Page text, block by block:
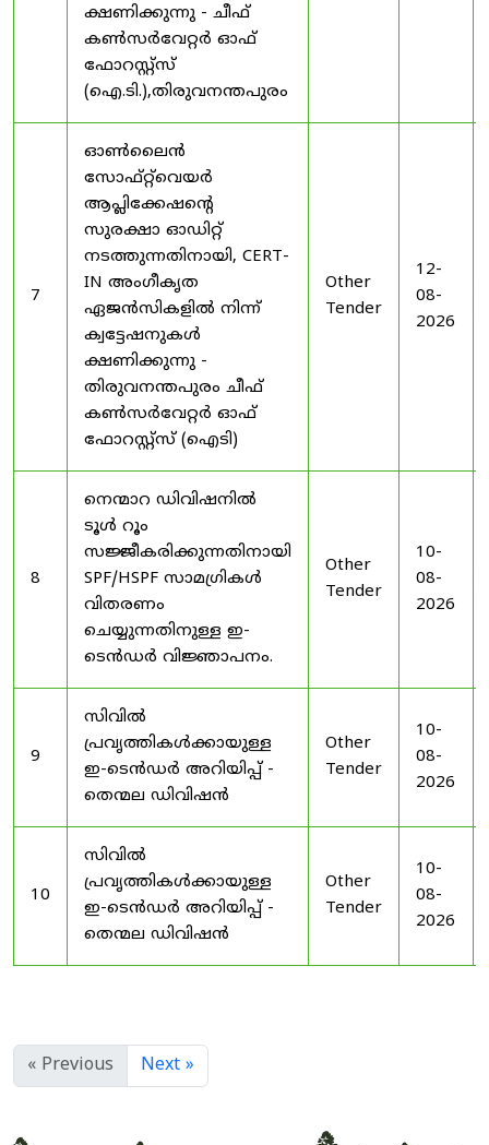
ക്ഷണിക്കുന്നു - ചീഫ്
കൺസർവേറ്റർ ഓഫ്
ഫോറസ്റ്റ്സ്
(ഐ.ടി.),തിരുവനന്തപുരം
7
ഓൺലൈൻ
സോഫ്റ്റ്‌വെയർ
ആപ്ലിക്കേഷന്റെ
സുരക്ഷാ ഓഡിറ്റ്
നടത്തുന്നതിനായി, CERT-
IN അംഗീകൃത
ഏജൻസികളിൽ നിന്ന്
ക്വട്ടേഷനുകൾ
ക്ഷണിക്കുന്നു -
തിരുവനന്തപുരം ചീഫ്
കൺസർവേറ്റർ ഓഫ്
ഫോറസ്റ്റ്സ് (ഐടി)
Other
Tender
12-
08-
2026
8
നെന്മാറ ഡിവിഷനിൽ
ടൂൾ റൂം
സജ്ജീകരിക്കുന്നതിനായി
SPF/HSPF സാമഗ്രികൾ
വിതരണം
ചെയ്യുന്നതിനുള്ള ഇ-
ടെൻഡർ വിജ്ഞാപനം.
Other
Tender
10-
08-
2026
9
സിവിൽ
പ്രവൃത്തികൾക്കായുള്ള
ഇ-ടെൻഡർ അറിയിപ്പ് -
തെന്മല ഡിവിഷൻ
Other
Tender
10-
08-
2026
10
സിവിൽ
പ്രവൃത്തികൾക്കായുള്ള
ഇ-ടെൻഡർ അറിയിപ്പ് -
തെന്മല ഡിവിഷൻ
Other
Tender
10-
08-
2026
« Previous Next »